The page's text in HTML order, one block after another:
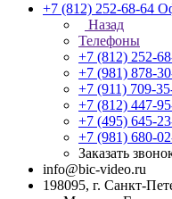
+7 (812) 252-68-64
Назад
Телефоны
+7 (812) 252-
+7 (981) 878-
+7 (911) 709-
+7 (812) 447-
+7 (495) 645-
+7 (981) 680-
Заказать
info@bic-video.ru
198095, г. Санкт-